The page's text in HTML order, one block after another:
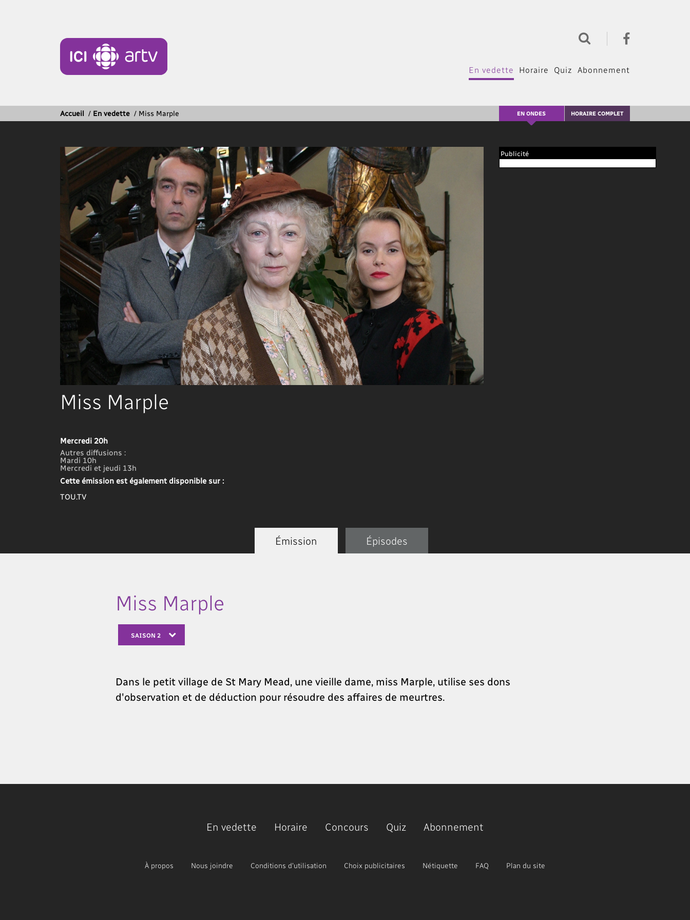
En vedette Horaire Quiz Abonnement
Accueil / En vedette / Miss Marple EN ONDES HORAIRE COMPLET
Miss Marple
Mercredi 20h
Autres diffusions :
Mardi 10h
Mercredi et jeudi 13h
Cette émission est également disponible sur :
TOU.TV
Publicité
Émission Épisodes
Miss Marple
SAISON 2
Dans le petit village de St Mary Mead, une vieille dame, miss Marple, utilise ses dons
d'observation et de déduction pour résoudre des affaires de meurtres.
En vedette Horaire Concours Quiz Abonnement
À propos Nous joindre Conditions d'utilisation Choix publicitaires Nétiquette FAQ Plan du site